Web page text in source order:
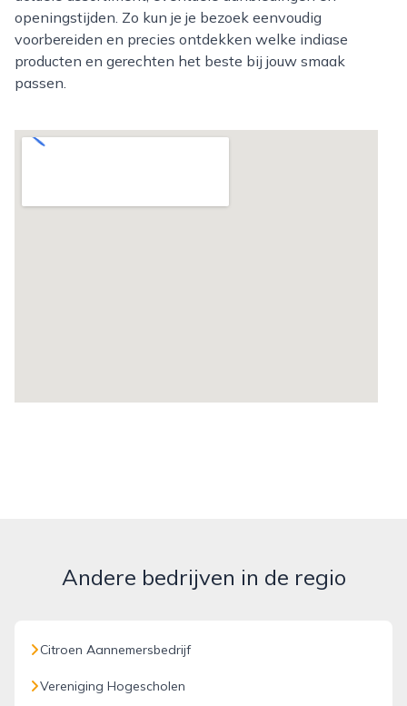
openingstijden. Zo kun je je bezoek eenvoudig
voorbereiden en precies ontdekken welke indiase
producten en gerechten het beste bij jouw smaak
passen.
Andere bedrijven in de regio
Citroen Aannemersbedrijf
Vereniging Hogescholen